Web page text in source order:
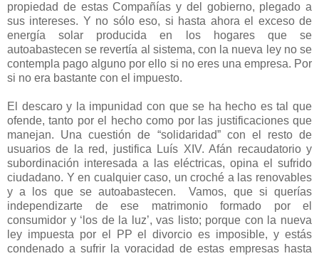
propiedad de estas Compañías y del gobierno, plegado a
sus intereses. Y no sólo eso, si hasta ahora el exceso de
energía solar producida en los hogares que se
autoabastecen se revertía al sistema, con la nueva ley no se
contempla pago alguno por ello si no eres una empresa. Por
si no era bastante con el impuesto.
El descaro y la impunidad con que se ha hecho es tal que
ofende, tanto por el hecho como por las justificaciones que
manejan. Una cuestión de “solidaridad” con el resto de
usuarios de la red, justifica Luís XIV. Afán recaudatorio y
subordinación interesada a las eléctricas, opina el sufrido
ciudadano. Y en cualquier caso, un croché a las renovables
y a los que se autoabastecen. Vamos, que si querías
independizarte de ese matrimonio formado por el
consumidor y ‘los de la luz’, vas listo; porque con la nueva
ley impuesta por el PP el divorcio es imposible, y estás
condenado a sufrir la voracidad de estas empresas hasta